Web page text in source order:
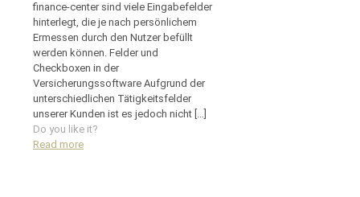
finance-center sind viele Eingabefelder
hinterlegt, die je nach persönlichem
Ermessen durch den Nutzer befüllt
werden können. Felder und
Checkboxen in der
Versicherungssoftware Aufgrund der
unterschiedlichen Tätigkeitsfelder
unserer Kunden ist es jedoch nicht […]
Do you like it?
Read more